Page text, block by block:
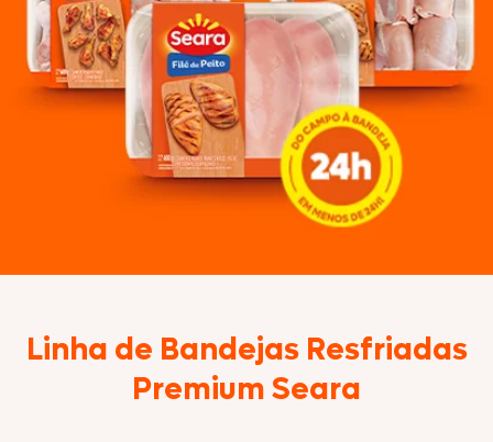
Linha de Bandejas Resfriadas
Premium Seara